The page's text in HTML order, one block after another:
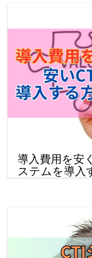
導入費用を安
ステムを導入